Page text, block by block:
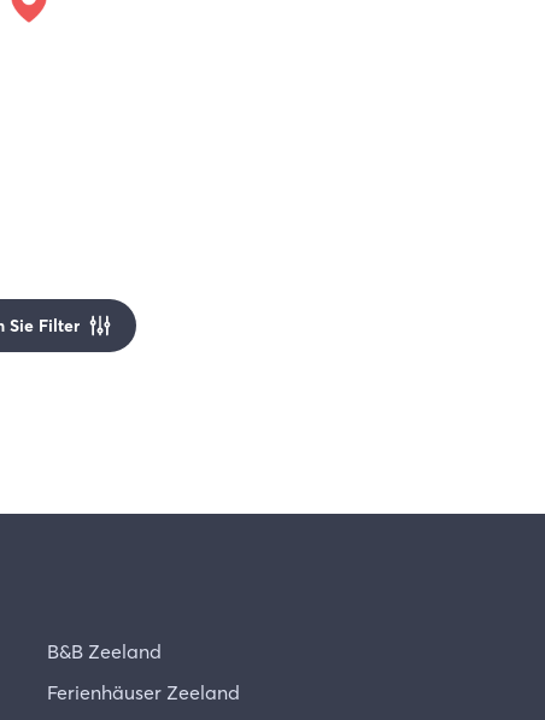
Sie Filter
B&B Zeeland
Ferienhäuser Zeeland